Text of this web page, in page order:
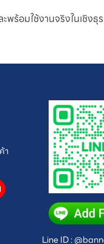
ร้อมใช้งานจริงในเชิงธุ
า
Line ID :